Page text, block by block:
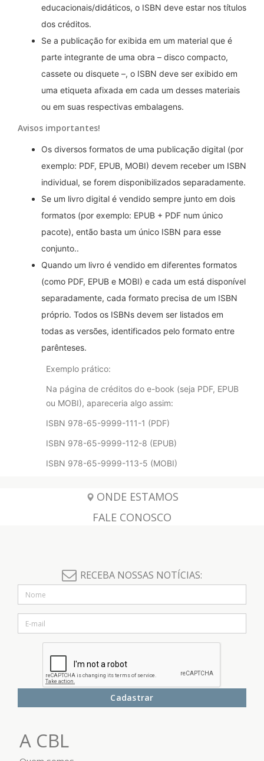
educacionais/didáticos, o ISBN deve estar nos títulos
dos créditos.
Se a publicação for exibida em um material que é
parte integrante de uma obra – disco compacto,
cassete ou disquete –, o ISBN deve ser exibido em
uma etiqueta afixada em cada um desses materiais
ou em suas respectivas embalagens.
Avisos importantes!
Os diversos formatos de uma publicação digital (por
exemplo: PDF, EPUB, MOBI) devem receber um ISBN
individual, se forem disponibilizados separadamente.
Se um livro digital é vendido sempre junto em dois
formatos (por exemplo: EPUB + PDF num único
pacote), então basta um único ISBN para esse
conjunto..
Quando um livro é vendido em diferentes formatos
(como PDF, EPUB e MOBI) e cada um está disponível
separadamente, cada formato precisa de um ISBN
próprio. Todos os ISBNs devem ser listados em
todas as versões, identificados pelo formato entre
parênteses.
Exemplo prático:
Na página de créditos do e-book (seja PDF, EPUB
ou MOBI), apareceria algo assim:
ISBN 978-65-9999-111-1 (PDF)
ISBN 978-65-9999-112-8 (EPUB)
ISBN 978-65-9999-113-5 (MOBI)
ONDE ESTAMOS
FALE CONOSCO
RECEBA NOSSAS NOTÍCIAS:
Cadastrar
A CBL